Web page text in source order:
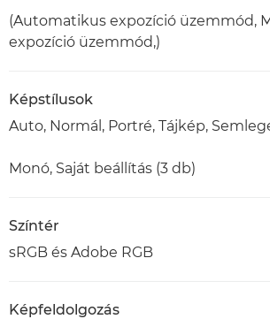
(Automatikus expozíció üzemmód,
expozíció üzemmód,)
Képstílusok
Auto, Normál, Portré, Tájkép,
Monó, Saját beállítás (3 db)
Színtér
sRGB és Adobe RGB
Képfeldolgozás